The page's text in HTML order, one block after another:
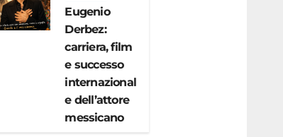
Eugenio
Derbez:
carriera, film
e successo
internazional
e dell’attore
messicano